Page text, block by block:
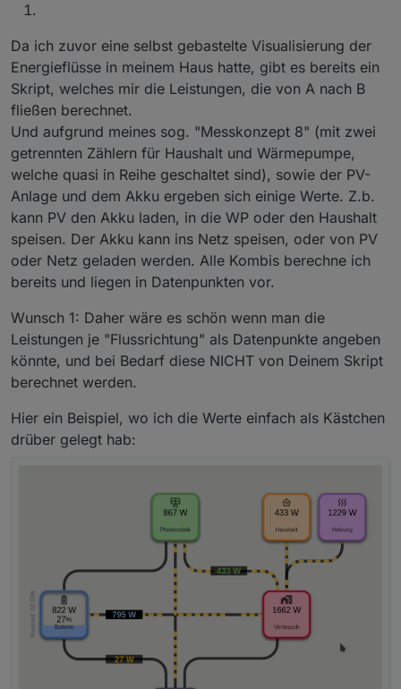
Da ich zuvor eine selbst gebastelte Visualisierung der
Energieflüsse in meinem Haus hatte, gibt es bereits ein
Skript, welches mir die Leistungen, die von A nach B
fließen berechnet.
Und aufgrund meines sog. "Messkonzept 8" (mit zwei
getrennten Zählern für Haushalt und Wärmepumpe,
welche quasi in Reihe geschaltet sind), sowie der PV-
Anlage und dem Akku ergeben sich einige Werte. Z.b.
kann PV den Akku laden, in die WP oder den Haushalt
speisen. Der Akku kann ins Netz speisen, oder von PV
oder Netz geladen werden. Alle Kombis berechne ich
bereits und liegen in Datenpunkten vor.
Wunsch 1: Daher wäre es schön wenn man die
Leistungen je "Flussrichtung" als Datenpunkte angeben
könnte, und bei Bedarf diese NICHT von Deinem Skript
berechnet werden.
Hier ein Beispiel, wo ich die Werte einfach als Kästchen
drüber gelegt hab: